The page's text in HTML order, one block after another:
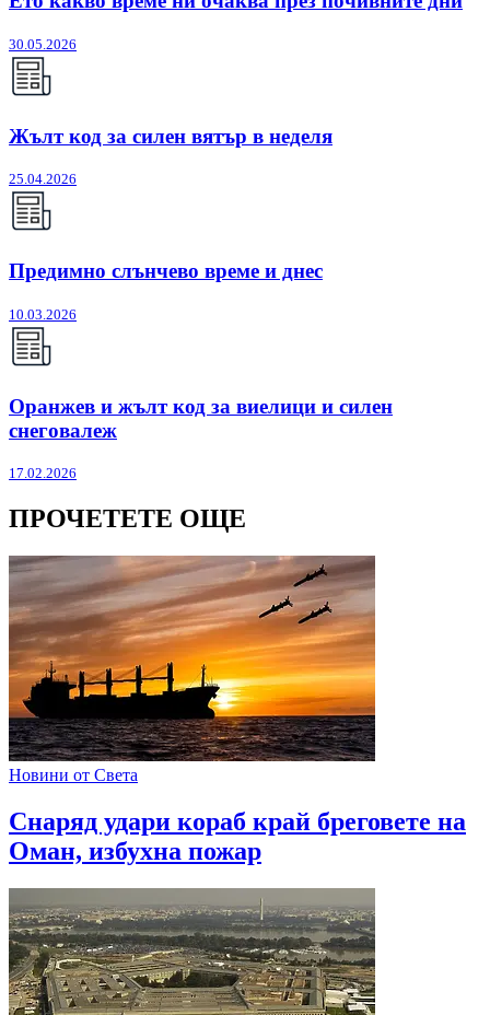
30.05.2026
Жълт код за силен вятър в неделя
25.04.2026
Предимно слънчево време и днес
10.03.2026
Оранжев и жълт код за виелици и силен
снеговалеж
17.02.2026
ПРОЧЕТЕТЕ ОЩЕ
Новини от Света
Снаряд удари кораб край бреговете на
Оман, избухна пожар